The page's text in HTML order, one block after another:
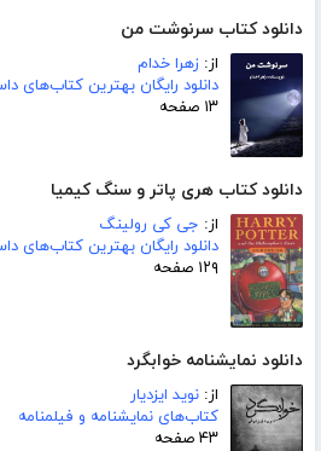
دانلود کتاب سرنوشت من
از: زهرا خدام
دانلود رایگان بهترین کتاب‌های
۱۳ صفحه
دانلود کتاب هری پاتر و سنگ کیمیا
از: جی کی رولینگ
دانلود رایگان بهترین کتاب‌های
۱۲۹ صفحه
دانلود نمایشنامه خوابگرد
از: نوید ایزدیار
کتاب‌های نمایشنامه و فیلمنامه
۴۳ صفحه